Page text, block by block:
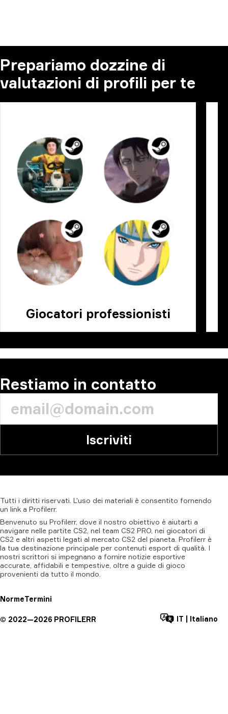
Prepariamo dozzine di
valutazioni di profili per te
Giocatori professionisti
Restiamo in contatto
Iscriviti
Tutti i diritti riservati. L'uso dei materiali è consentito fornendo
un link a Profilerr.
Benvenuto su Profilerr, dove il nostro obiettivo è aiutarti a
navigare nelle partite CS2, nel team CS2 PRO, nei giocatori di
CS2 e altri aspetti legati al mercato CS2 del pianeta. Profilerr è
la tua destinazione principale per contenuti esport di qualità. I
nostri scrittori si impegnano a fornire notizie esportive
accurate, affidabili e tempestive, oltre a guide di gioco
provenienti da tutto il mondo.
NormeTermini
© 2022—2026 PROFILERR IT Italiano